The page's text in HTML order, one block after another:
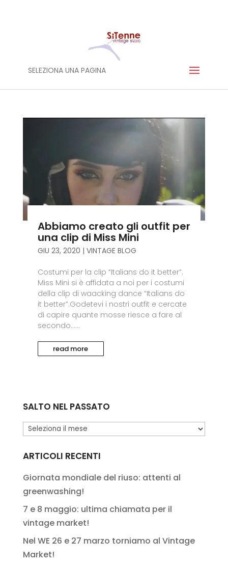
SELEZIONA UNA PAGINA
Abbiamo creato gli outfit per
una clip di Miss Mini
GIU 23, 2020 | VINTAGE BLOG
Costumi per la clip “Italians do it better”.
Miss Mini si è affidata a noi per i costumi
della clip di waacking dance “Italians do
it better”.Godetevi i nostri outfit e cercate
di capire quante mosse riesce a fare al
secondo…...
read more
SALTO NEL PASSATO
Salto
passato
ARTICOLI RECENTI
Giornata mondiale del riuso: attenti al
greenwashing!
7 e 8 maggio: ultima chiamata per il
vintage market!
Nel WE 26 e 27 marzo torniamo al Vintage
Market!